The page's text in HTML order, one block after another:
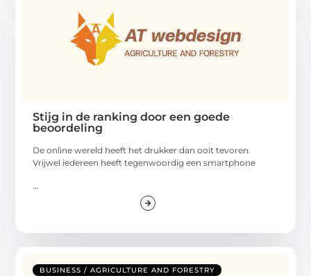
Stijg in de ranking door een goede
beoordeling
De online wereld heeft het drukker dan ooit tevoren.
Vrijwel iedereen heeft tegenwoordig een smartphone
BUSINESS / AGRICULTURE AND FORESTRY